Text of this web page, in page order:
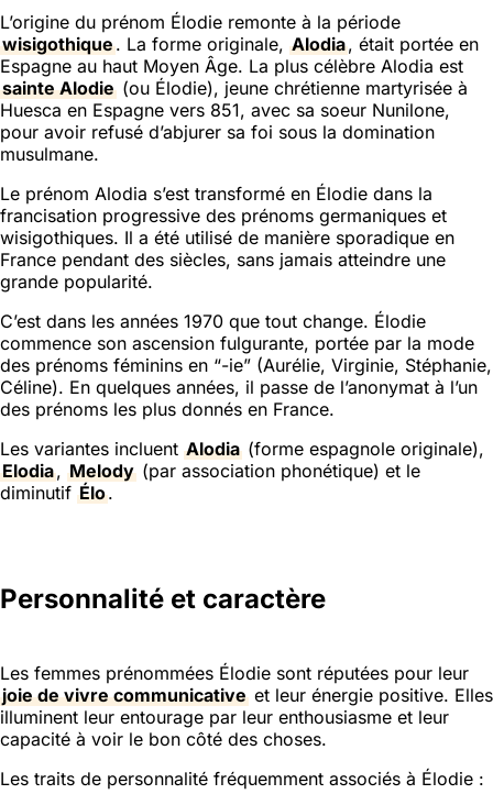
L’origine du prénom Élodie remonte à la période
wisigothique. La forme originale, Alodia, était portée en
Espagne au haut Moyen Âge. La plus célèbre Alodia est
sainte Alodie (ou Élodie), jeune chrétienne martyrisée à
Huesca en Espagne vers 851, avec sa soeur Nunilone,
pour avoir refusé d’abjurer sa foi sous la domination
musulmane.
Le prénom Alodia s’est transformé en Élodie dans la
francisation progressive des prénoms germaniques et
wisigothiques. Il a été utilisé de manière sporadique en
France pendant des siècles, sans jamais atteindre une
grande popularité.
C’est dans les années 1970 que tout change. Élodie
commence son ascension fulgurante, portée par la mode
des prénoms féminins en “-ie” (Aurélie, Virginie, Stéphanie,
Céline). En quelques années, il passe de l’anonymat à l’un
des prénoms les plus donnés en France.
Les variantes incluent Alodia (forme espagnole originale),
Elodia, Melody (par association phonétique) et le
diminutif Élo.
Personnalité et caractère
Les femmes prénommées Élodie sont réputées pour leur
joie de vivre communicative et leur énergie positive. Elles
illuminent leur entourage par leur enthousiasme et leur
capacité à voir le bon côté des choses.
Les traits de personnalité fréquemment associés à Élodie :